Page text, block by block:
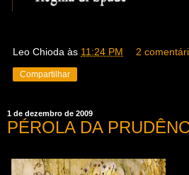
Leo Chioda às 11:24 PM 2
Compartilhar
1 de dezembro de 2009
PÉROLA DA